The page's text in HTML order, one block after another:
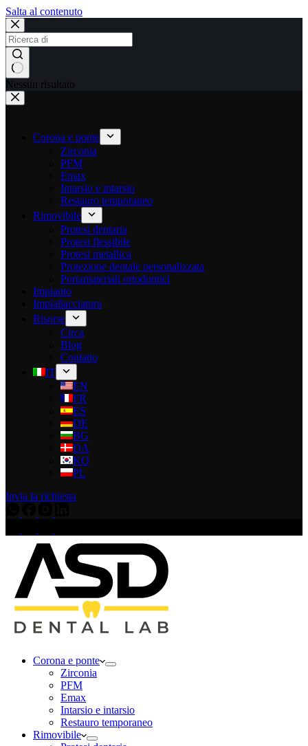
Salta al contenuto
Nessun risultato
Corona e ponte
Zirconia
PFM
Emax
Intarsio e intarsio
Restauro temporaneo
Rimovibile
Protesi dentaria
Protesi flessibile
Protesi metallica
Protezione dentale personalizzata
Portamateriali ortodontici
Impianto
Impiallacciatura
Risorse
Circa
Blog
Contatto
IT
EN
FR
ES
DE
BG
DA
KO
PL
Invia la richiesta
Corona e ponte
Zirconia
PFM
Emax
Intarsio e intarsio
Restauro temporaneo
Rimovibile